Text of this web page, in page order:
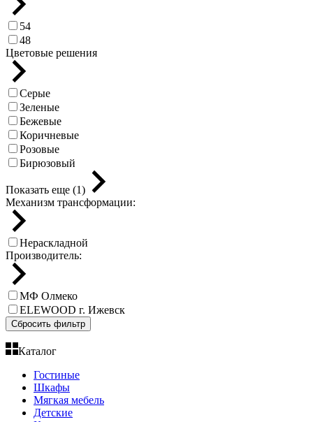
54
48
Цветовые решения
Серые
Зеленые
Бежевые
Коричневые
Розовые
Бирюзовый
Показать еще (1)
Механизм трансформации:
Нераскладной
Производитель:
МФ Олмеко
ELEWOOD г. Ижевск
Сбросить фильтр
Каталог
Гостиные
Шкафы
Мягкая мебель
Детские